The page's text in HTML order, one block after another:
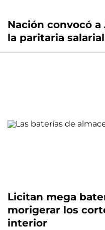
Nación convocó a
la paritaria
Licitan mega
morigerar los
interior